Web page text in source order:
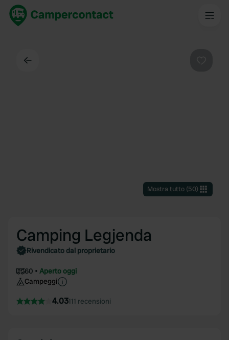
Mostra tutto(50)
Camping Legjenda
Rivendicato dal proprietario
60
Aperto oggi
Campeggi
4.03111 recensioni